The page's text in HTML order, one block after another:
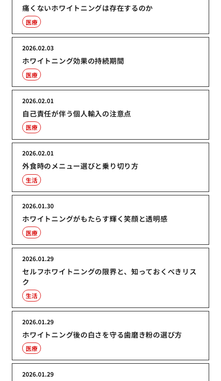
痛くないホワイトニングは存在するのか
医療
ホワイトニング効果の持続期間
2026.02.03
医療
自己責任が伴う個人輸入の注意点
2026.02.01
医療
外食時のメニュー選びと乗り切り方
2026.02.01
生活
ホワイトニングがもたらす輝く笑顔と透明感
2026.01.30
医療
セルフホワイトニングの限界と、知っておくべきリス
ク
2026.01.29
生活
ホワイトニング後の白さを守る歯磨き粉の選び方
2026.01.29
医療
2026.01.29